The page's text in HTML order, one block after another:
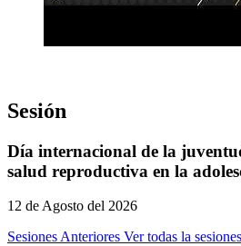
Sesión
Día internacional de la
salud reproductiva en la
12 de Agosto del 2026
Sesiones Anteriores Ver todas la sesiones